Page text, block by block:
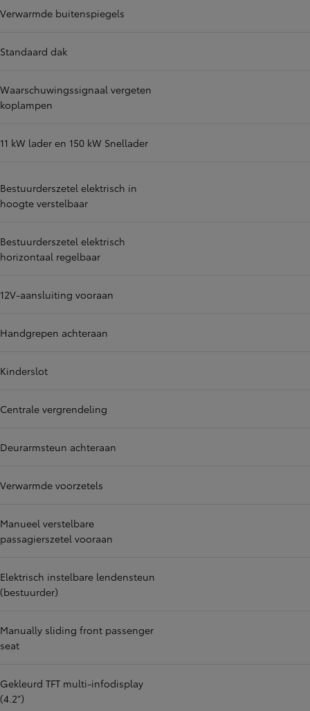
Verwarmde buitenspiegels
Standaard dak
Waarschuwingssignaal vergeten
koplampen
11 kW lader en 150 kW Snellader
Bestuurderszetel elektrisch in
hoogte verstelbaar
Bestuurderszetel elektrisch
horizontaal regelbaar
12V-aansluiting vooraan
Handgrepen achteraan
Kinderslot
Centrale vergrendeling
Deurarmsteun achteraan
Verwarmde voorzetels
Manueel verstelbare
passagierszetel vooraan
Elektrisch instelbare lendensteun
(bestuurder)
Manually sliding front passenger
seat
Gekleurd TFT multi-infodisplay
(4.2")